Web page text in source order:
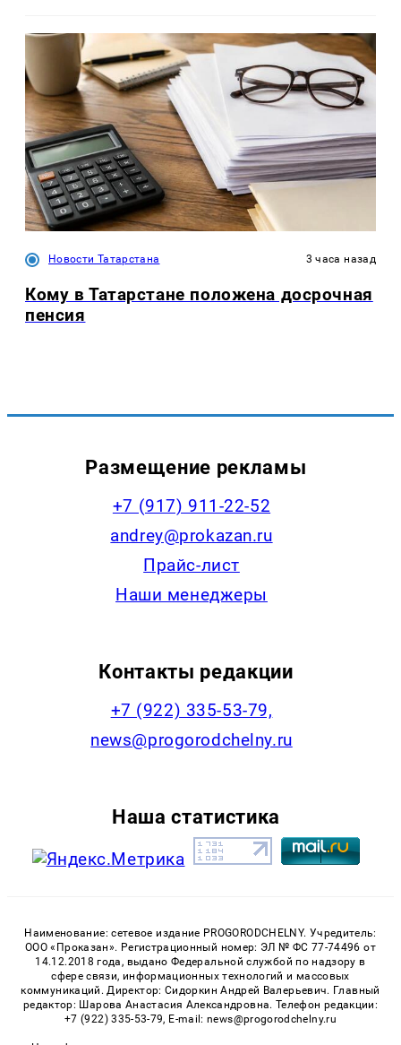
Новости Татарстана 3 часа назад
Кому в Татарстане положена досрочная
пенсия
Размещение рекламы
+7 (917) 911-22-52
andrey@prokazan.ru
Прайс-лист
Наши менеджеры
Контакты редакции
+7 (922) 335-53-79,
news@progorodchelny.ru
Наша статистика
Наименование: сетевое издание PROGORODCHELNY. Учредитель:
ООО «Проказан». Регистрационный номер: ЭЛ № ФС 77-74496 от
14.12.2018 года, выдано Федеральной службой по надзору в
сфере связи, информационных технологий и массовых
коммуникаций. Директор: Сидоркин Андрей Валерьевич. Главный
редактор: Шарова Анастасия Александровна. Телефон редакции:
+7 (922) 335-53-79, E-mail: news@progorodchelny.ru